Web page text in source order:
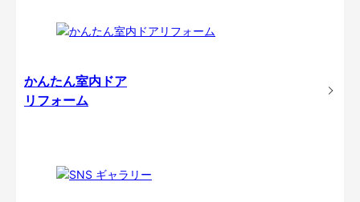
かんたん室内ドア
リフォーム